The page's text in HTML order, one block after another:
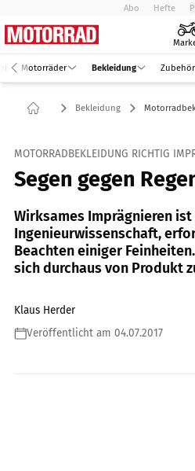
Abo Hefte
Motorräder Bekleidung Zubehör
Bekleidung
MOTORRADBEKLEIDUNG RICHTIG
Segen gegen
Wirksames Imprägnieren
Ingenieurwissenschaft,
Beachten einiger
sich durchaus von Produkt
Klaus Herder
Veröffentlicht am 04.07.2017